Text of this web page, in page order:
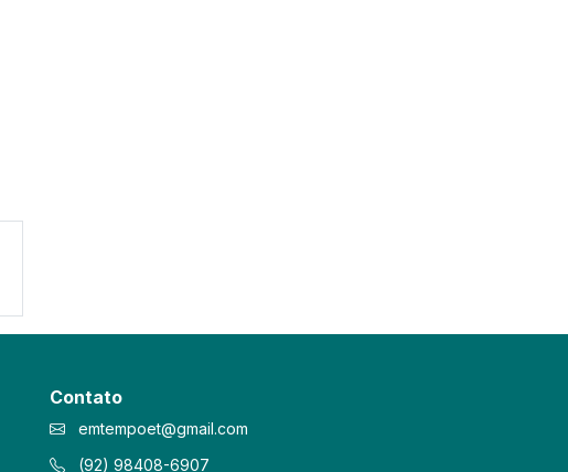
Contato
emtempoet@gmail.com
(92) 98408-6907